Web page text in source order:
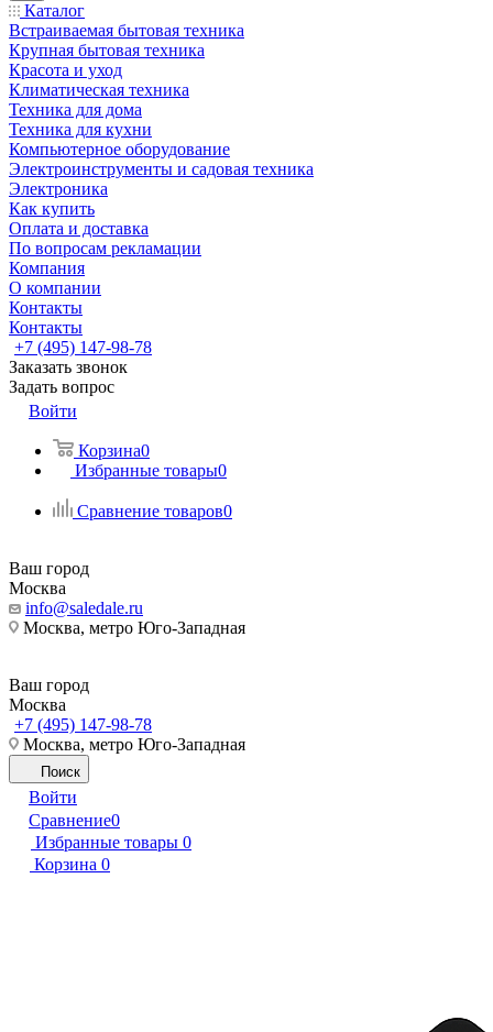
Каталог
Встраиваемая бытовая техника
Крупная бытовая техника
Красота и уход
Климатическая техника
Техника для дома
Техника для кухни
Компьютерное оборудование
Электроинструменты и садовая техника
Электроника
Как купить
Оплата и доставка
По вопросам рекламации
Компания
О компании
Контакты
Контакты
+7 (495) 147-98-78
Заказать звонок
Задать вопрос
Войти
Корзина0
Избранные товары0
Сравнение товаров0
Ваш город
Москва
info@saledale.ru
Москва, метро Юго-Западная
Ваш город
Москва
+7 (495) 147-98-78
Москва, метро Юго-Западная
Поиск
Войти
Сравнение0
Избранные товары 0
Корзина 0